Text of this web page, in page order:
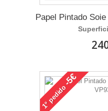
Papel Pintado
1°
pedido
-5€